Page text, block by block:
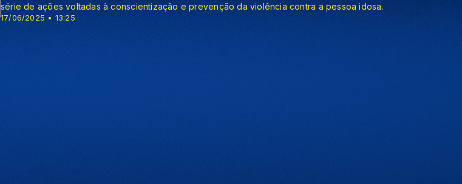
17/06/2025 • 13:25
série de ações voltadas à conscientização e prevenção da violência contra a pessoa idosa.